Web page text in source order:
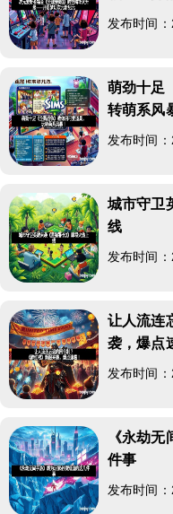
发布时间
萌劲十足
转萌系风
发布时间
城市守卫
线
发布时间
让人流连
袭，爆点
发布时间
《永劫
件事
发布时间